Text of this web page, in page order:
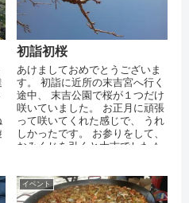
初詣初桜
あけましておめでとうございま
す。 初詣に近所の末吉宮へ行く
途中、 末吉公園で桜が１つだけ
咲いていました。 お正月に頑張
って咲いてくれた感じで、 うれ
しかったです。 お参りをして、
おみくじを引くと大吉でした＾
イベント